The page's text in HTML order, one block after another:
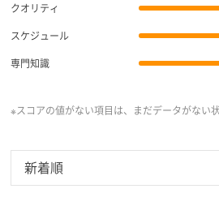
クオリティ
スケジュール
専門知識
※スコアの値がない項目は、まだデータがない